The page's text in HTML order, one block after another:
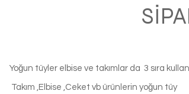
Yoğun tüyler elbise ve takımlar da 3 sıra
Takım ,Elbise ,Ceket vb ürünlerin yoğun tüy